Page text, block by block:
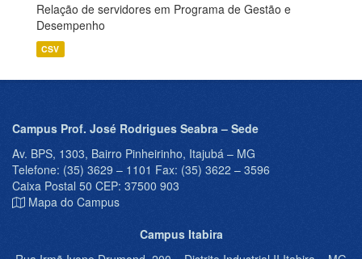
Relação de servidores em Programa de Gestão e
Desempenho
CSV
Campus Prof. José Rodrigues Seabra – Sede
Av. BPS, 1303, Bairro Pinheirinho, Itajubá – MG
Telefone: (35) 3629 – 1101 Fax: (35) 3622 – 3596
Caixa Postal 50 CEP: 37500 903
Mapa do Campus
Campus Itabira